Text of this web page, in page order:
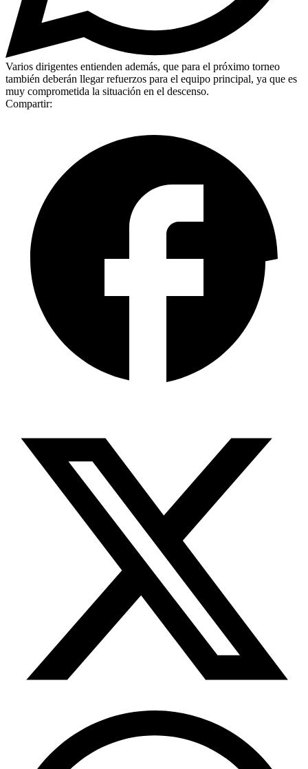
Varios dirigentes entienden además, que para el próximo torneo
también deberán llegar refuerzos para el equipo principal, ya que es
muy comprometida la situación en el descenso.
Compartir: